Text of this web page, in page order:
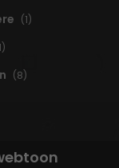
(1)
(8)